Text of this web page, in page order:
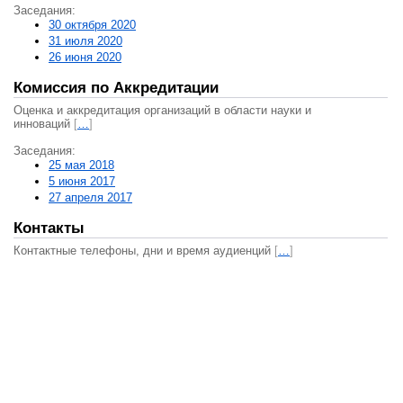
Заседания:
30 октября 2020
31 июля 2020
26 июня 2020
Комиссия по Аккредитации
Оценка и аккредитация организаций в области науки и
инноваций […]
Заседания:
25 мая 2018
5 июня 2017
27 апреля 2017
Контакты
Контактные телефоны, дни и время аудиенций […]